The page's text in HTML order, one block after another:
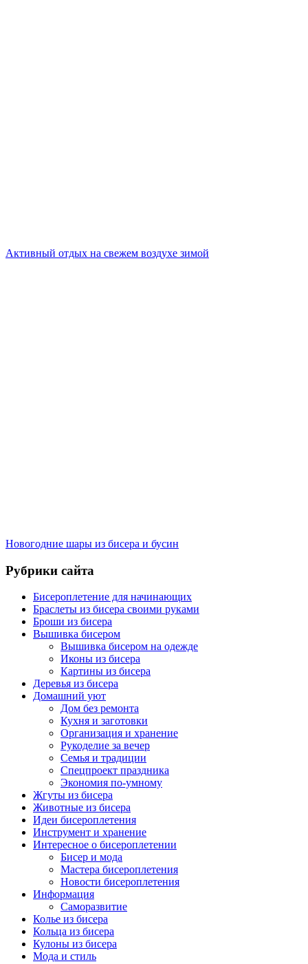
Активный отдых на свежем воздухе зимой
Новогодние шары из бисера и бусин
Рубрики сайта
Бисероплетение для начинающих
Браслеты из бисера своими руками
Броши из бисера
Вышивка бисером
Вышивка бисером на одежде
Иконы из бисера
Картины из бисера
Деревья из бисера
Домашний уют
Дом без ремонта
Кухня и заготовки
Организация и хранение
Рукоделие за вечер
Семья и традиции
Спецпроект праздника
Экономия по-умному
Жгуты из бисера
Животные из бисера
Идеи бисероплетения
Инструмент и хранение
Интересное о бисероплетении
Бисер и мода
Мастера бисероплетения
Новости бисероплетения
Информация
Саморазвитие
Колье из бисера
Кольца из бисера
Кулоны из бисера
Мода и стиль